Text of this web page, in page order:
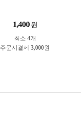
1,400 원
최소 4개
주문시결제 3,000원